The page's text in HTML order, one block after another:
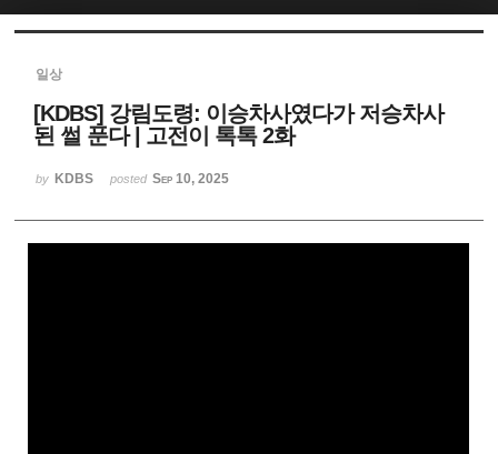
일상
[KDBS] 강림도령: 이승차사였다가 저승차사
된 썰 푼다 | 고전이 톡톡 2화
by KDBS posted Sep 10, 2025
Sketchbook5, 스케치북5
Sketchbook5, 스케치북5